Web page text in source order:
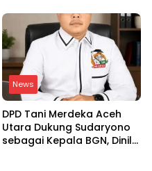
Kepemilikan RSU Cut
Meutia
News
DPD Tani Merdeka Aceh
Utara Dukung Sudaryono
sebagai Kepala BGN, Dinilai